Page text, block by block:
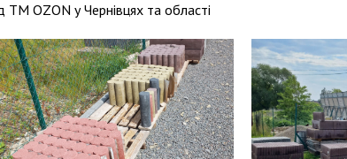
ТМ ОZON у Чернівцях та області